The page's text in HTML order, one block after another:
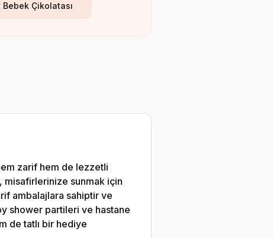
Bebek Çikolatası
zarif hem de lezzetli
misafirlerinize sunmak için
ambalajlara sahiptir ve
shower partileri ve hastane
de tatlı bir hediye